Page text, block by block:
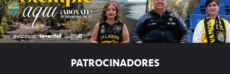
PATROCINADORES